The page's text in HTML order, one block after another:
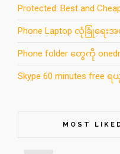
Protected: Best and
Phone Laptop လုံခြုံရ
Phone folder တွေကို
Skype 60 minutes free ရ
MOST